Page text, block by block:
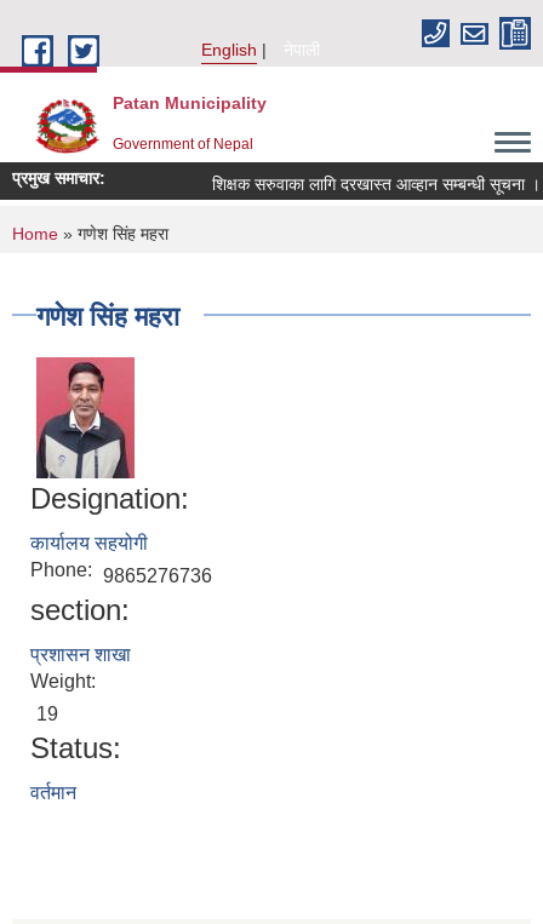
English
नेपाली
Patan Municipality
Government of Nepal
प्रमुख समाचार: शिक्षक सरुवाका लागि दरखास्त आव्हान सम्बन्धी सूचना ।
You are here
Home » गणेश सिंह महरा
गणेश सिंह महरा
Designation:
कार्यालय सहयोगी
Phone: 9865276736
section:
प्रशासन शाखा
Weight:
19
Status:
वर्तमान